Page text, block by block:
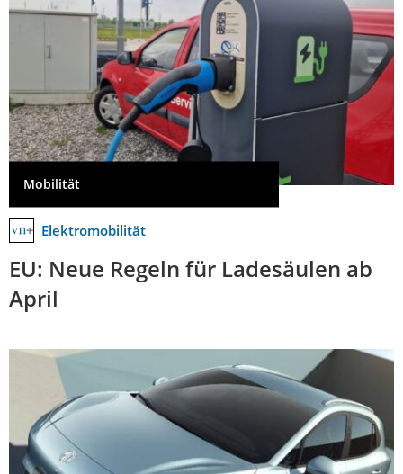
Mobilität
Elektromobilität
EU: Neue Regeln für Ladesäulen ab
April